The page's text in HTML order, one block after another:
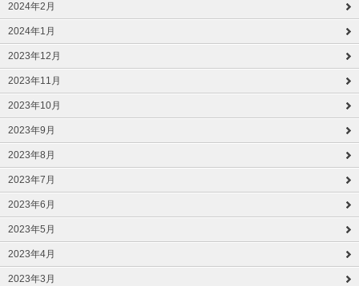
2024年2月
2024年1月
2023年12月
2023年11月
2023年10月
2023年9月
2023年8月
2023年7月
2023年6月
2023年5月
2023年4月
2023年3月